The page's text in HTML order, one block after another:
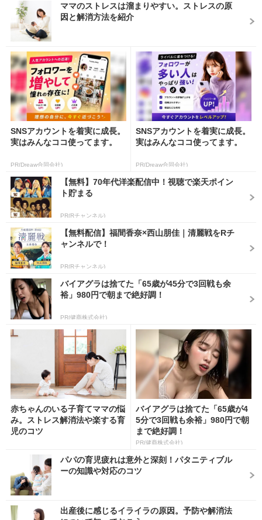
ママのストレスは溜まりやすい。ストレスの原
因と解消方法を紹介
SNSアカウントを着実に成長。
実はみんなココ使ってます。
PR(Dreaw合同会社)
SNSアカウントを着実に成長。
実はみんなココ使ってます。
PR(Dreaw合同会社)
【無料】70年代洋楽配信中！視聴で楽天ポイン
ト貯まる
PR(Rチャンネル)
【無料配信】福間香奈×西山朋佳｜清麗戦をRチ
ャンネルで！
PR(Rチャンネル)
バイアグラは捨てた「65歳が45分で3回戦も余
裕」980円で朝まで絶好調！
PR(健商株式会社)
赤ちゃんのいる子育てママの悩
み。ストレス解消法や楽する育
児のコツ
バイアグラは捨てた「65歳が4
5分で3回戦も余裕」980円で朝
まで絶好調！
PR(健商株式会社)
パパの育児疲れは意外と深刻！パタニティブル
ーの知識や対応のコツ
出産後に感じるイライラの原因。予防や解消法